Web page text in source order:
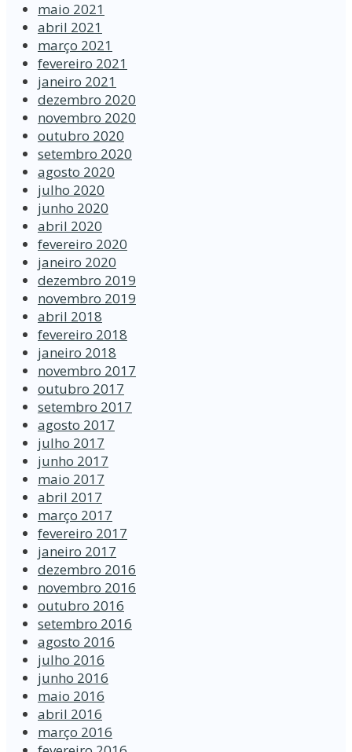
maio 2021
abril 2021
março 2021
fevereiro 2021
janeiro 2021
dezembro 2020
novembro 2020
outubro 2020
setembro 2020
agosto 2020
julho 2020
junho 2020
abril 2020
fevereiro 2020
janeiro 2020
dezembro 2019
novembro 2019
abril 2018
fevereiro 2018
janeiro 2018
novembro 2017
outubro 2017
setembro 2017
agosto 2017
julho 2017
junho 2017
maio 2017
abril 2017
março 2017
fevereiro 2017
janeiro 2017
dezembro 2016
novembro 2016
outubro 2016
setembro 2016
agosto 2016
julho 2016
junho 2016
maio 2016
abril 2016
março 2016